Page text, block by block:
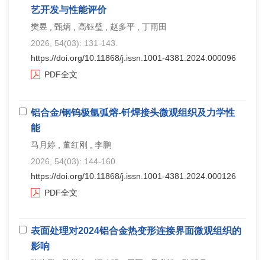
艺开发与性能评价
樊昱 , 甄炳 , 高钰璧 , 赵多平 , 丁雨田
2026, 54(03): 131-143.
https://doi.org/10.11868/j.issn.1001-4381.2024.000096
PDF全文
铝合金/钢钨极氩弧熔-钎焊接头微观组织及力学性
能
马月婷 , 董红刚 , 李鹏
2026, 54(03): 144-160.
https://doi.org/10.11868/j.issn.1001-4381.2024.000126
PDF全文
表面处理对2024铝合金热变形连接界面微观组织的
影响